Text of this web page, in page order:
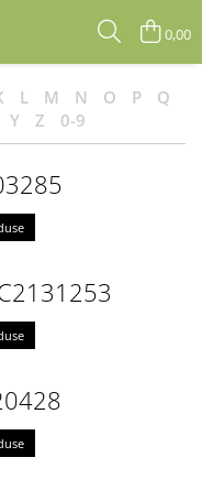
0,00
L M N O P
Q
Y Z 0-9